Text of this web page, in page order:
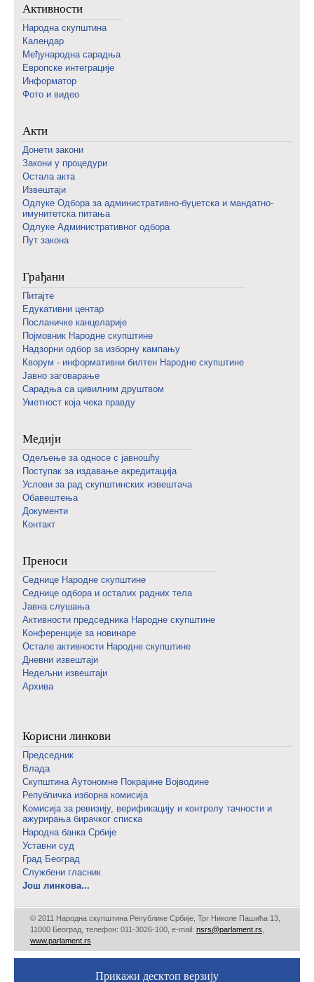
Активности
Народна скупштина
Календар
Међународна сарадња
Европске интеграције
Информатор
Фото и видео
Акти
Донети закони
Закони у процедури
Остала акта
Извештаји
Одлуке Одбора за административно-буџетска и мандатно-
имунитетска питања
Одлуке Административног одбора
Пут закона
Грађани
Питајте
Едукативни центар
Посланичке канцеларије
Појмовник Народне скупштине
Надзорни одбор за изборну кампању
Кворум - информативни билтен Народне скупштине
Јавно заговарање
Сарадња са цивилним друштвом
Уметност која чека правду
Медији
Одељење за односе с јавношћу
Поступак за издавање акредитација
Услови за рад скупштинских извештача
Обавештења
Документи
Контакт
Преноси
Седнице Народне скупштине
Седнице одбора и осталих радних тела
Јавна слушања
Активности председника Народне скупштине
Конференције за новинаре
Oстале активности Народне скупштине
Дневни извештаји
Недељни извештаји
Архива
Корисни линкови
Председник
Влада
Скупштина Аутономне Покрајине Војводине
Републичка изборна комисија
Комисија за ревизију, верификацију и контролу тачности и
ажурирања бирачког списка
Народна банка Србије
Уставни суд
Град Београд
Службени гласник
Још линкова...
© 2011 Народна скупштина Републике Србије, Трг Николе Пашића 13,
11000 Београд, телефон: 011-3026-100, е-mail: nsrs@parlament.rs
www.parlament.rs
Прикажи десктоп верзију